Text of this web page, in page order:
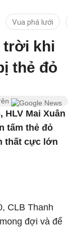
Vua phá lưới
trời khi
thẻ đỏ
HLV Mai Xuân
tấm thẻ đỏ
thất cực lớn
CLB Thanh
đợi và để